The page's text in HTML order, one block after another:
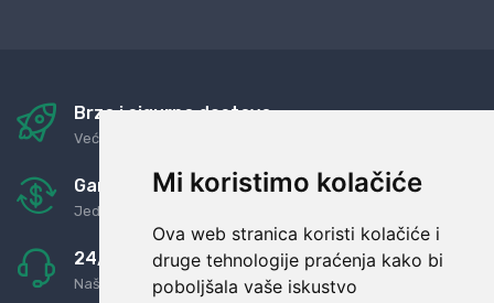
Mi koristimo kolačiće
Ova web stranica koristi kolačiće i
druge tehnologije praćenja kako bi
poboljšala vaše iskustvo
Brza i sigurna dostava
Već za nekoliko dana kod vas
Garancija u povrat novaca
Jednostavno pravilo: Roba za novac
24/7 odlična podrška
Naši agenti uvijek na raspolaganju